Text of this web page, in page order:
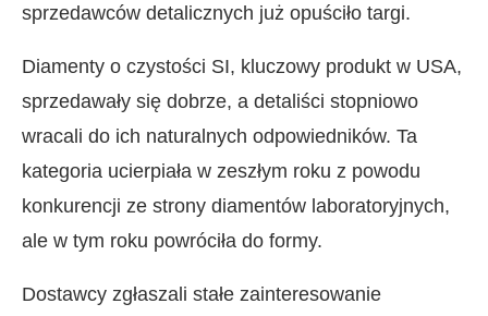
sprzedawców detalicznych już opuściło targi.
Diamenty o czystości SI, kluczowy produkt w USA,
sprzedawały się dobrze, a detaliści stopniowo
wracali do ich naturalnych odpowiedników. Ta
kategoria ucierpiała w zeszłym roku z powodu
konkurencji ze strony diamentów laboratoryjnych,
ale w tym roku powróciła do formy.
Dostawcy zgłaszali stałe zainteresowanie